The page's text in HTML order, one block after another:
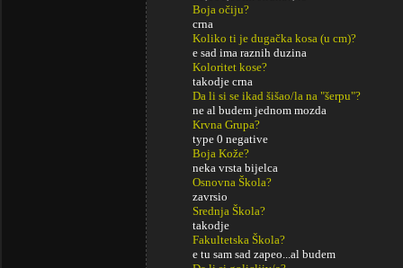
Boja očiju?
crna
Koliko ti je dugačka kosa (u cm)?
e sad ima raznih duzina
Koloritet kose?
takodje crna
Da li si se ikad šišao/la na "šerpu"?
ne al budem jednom mozda
Krvna Grupa?
type 0 negative
Boja Kože?
neka vrsta bijelca
Osnovna Škola?
zavrsio
Srednja Škola?
takodje
Fakultetska Škola?
e tu sam sad zapeo...al budem